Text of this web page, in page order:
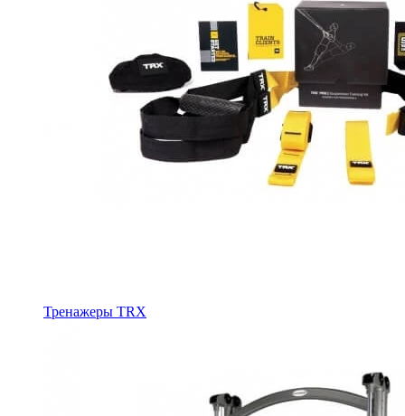
Тренажеры TRX